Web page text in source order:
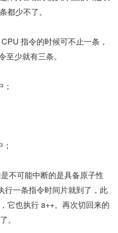
都少不了。
指令的时候可不止一条，
少就有三条。
不可能中断的是具备原子性
行一条指令时间片就到了，此
它也执行 a++。再次切回来的
。